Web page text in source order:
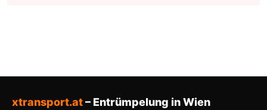
xtransport.at– Entrümpelung in Wien